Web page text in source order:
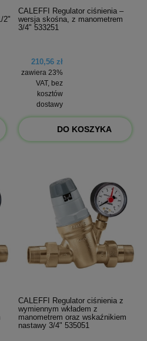
2"
CALEFFI Regulator ciśnienia –
wersja skośna, z manometrem
3/4" 533251
210,56 zł
zawiera 23%
VAT, bez
kosztów
dostawy
DO KOSZYKA
CALEFFI Regulator ciśnienia z
wymiennym wkładem z
manometrem oraz wskaźnikiem
nastawy 3/4" 535051